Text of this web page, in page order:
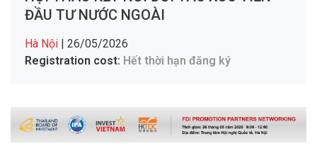
ĐẦU TƯ NƯỚC NGOÀI
Hà Nội | 26/05/2026
Registration cost: Hết thời hạn đăng ký